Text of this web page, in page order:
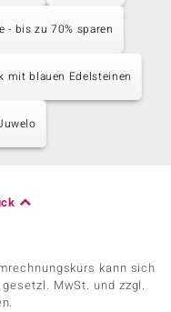
- bis zu 70% sparen
mit blauen Edelsteinen
kann sich
MwSt. und zzgl.